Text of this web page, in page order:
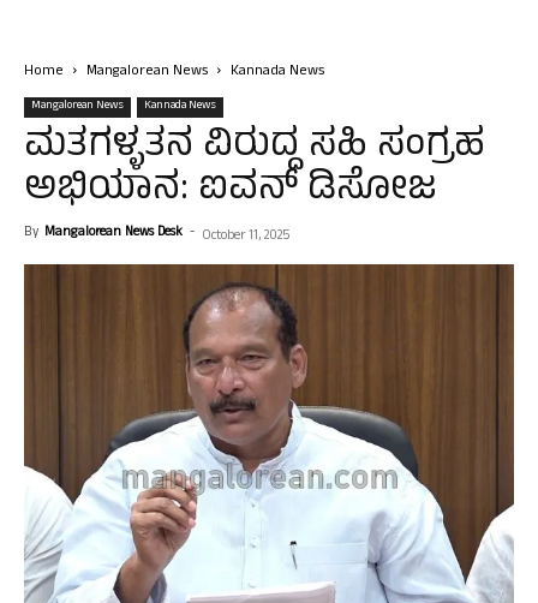
Home Mangalorean News Kannada News
Mangalorean News Kannada News
ಮತಗಳ್ಳತನ ವಿರುದ್ಧ ಸಹಿ ಸಂಗ್ರಹ
ಅಭಿಯಾನ: ಐವನ್ ಡಿಸೋಜ
By Mangalorean News Desk - October 11, 2025